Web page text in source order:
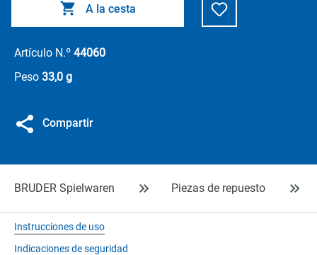
A la cesta
Artículo N.º 44060
Peso 33,0 g
Compartir
BRUDER Spielwaren Piezas de repuesto
Instrucciones de uso
Indicaciones de seguridad